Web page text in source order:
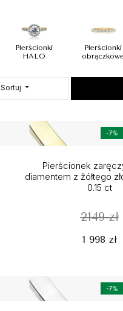
Pierścionki
HALO
Pierścionki
obrączkowe
Sortuj
-7%
Pierścionek
diamentem z żółtego
0.15 ct
2149 zł
1 998 zł
-7%